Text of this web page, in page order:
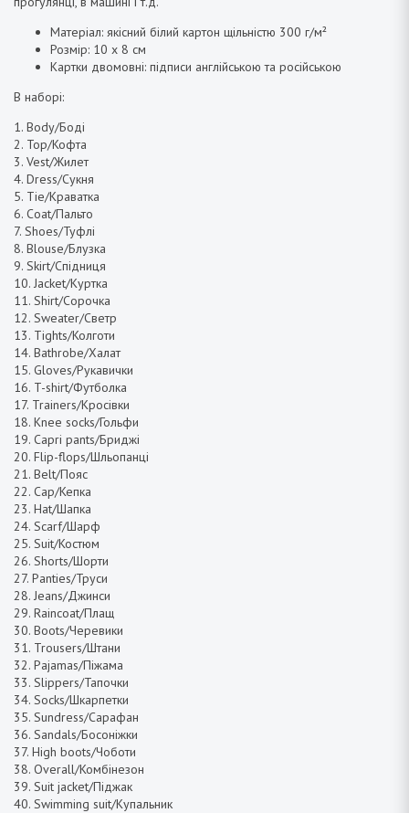
Матеріал: якісний білий картон щільністю 300 г/м²
Розмір: 10 х 8 см
Картки двомовні: підписи англійською та російською
В наборі:
1. Body/Боді
2. Top/Кофта
3. Vest/Жилет
4. Dress/Сукня
5. Tie/Краватка
6. Coat/Пальто
7. Shoes/Туфлі
8. Blouse/Блузка
9. Skirt/Спідниця
10. Jacket/Куртка
11. Shirt/Сорочка
12. Sweater/Светр
13. Tights/Колготи
14. Bathrobe/Халат
15. Gloves/Рукавички
16. T-shirt/Футболка
17. Trainers/Кросівки
18. Knee socks/Гольфи
19. Capri pants/Бриджі
20. Flip-flops/Шльопанці
21. Belt/Пояс
22. Cap/Кепка
23. Hat/Шапка
24. Scarf/Шарф
25. Suit/Костюм
26. Shorts/Шорти
27. Panties/Труси
28. Jeans/Джинси
29. Raincoat/Плащ
30. Boots/Черевики
31. Trousers/Штани
32. Pajamas/Піжама
33. Slippers/Тапочки
34. Socks/Шкарпетки
35. Sundress/Сарафан
36. Sandals/Босоніжки
37. High boots/Чоботи
38. Overall/Комбінезон
39. Suit jacket/Піджак
40. Swimming suit/Купальник